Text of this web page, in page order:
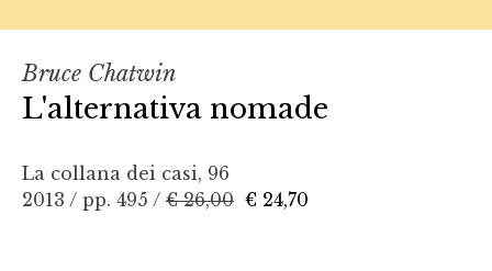
Bruce Chatwin
L'alternativa nomade
La collana dei casi, 96
2013 / pp. 495 / € 26,00 € 24,70